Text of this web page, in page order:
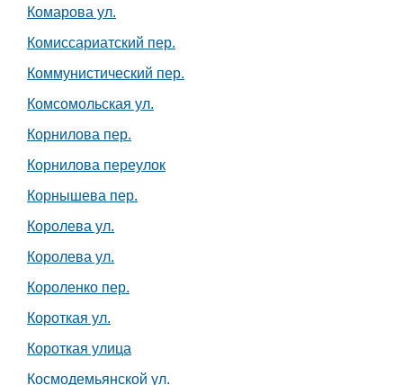
Комарова ул.
Комиссариатский пер.
Коммунистический пер.
Комсомольская ул.
Корнилова пер.
Корнилова переулок
Корнышева пер.
Королева ул.
Королева ул.
Короленко пер.
Короткая ул.
Короткая улица
Космодемьянской ул.